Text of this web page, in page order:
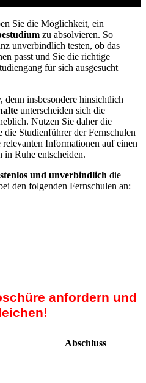
Sie die Möglichkeit, ein
zu absolvieren. So
unverbindlich testen, ob das
passt und Sie die richtige
für sich ausgesucht
, denn insbesondere hinsichtlich
unterscheiden sich die
Nutzen Sie daher die
Studienführer der Fernschulen
Informationen auf einen
Ruhe entscheiden.
und unverbindlich die
den folgenden Fernschulen an:
anfordern und
Abschluss